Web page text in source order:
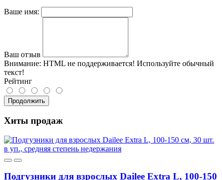
Ваше имя:
Ваш отзыв
Внимание: HTML не поддерживается! Используйте обычный
текст!
Рейтинг
Продолжить
Хиты продаж
Подгузники для взрослых Dailee Extra L, 100-150